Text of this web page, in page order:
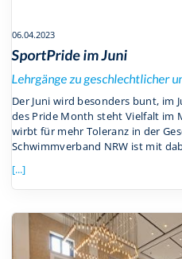
06.04.2023
SportPride im Juni
Lehrgänge zu geschlechtlicher
Der Juni wird besonders bunt, im
des Pride Month steht Vielfalt im
wirbt für mehr Toleranz in der
Schwimmverband NRW ist mit
[...]